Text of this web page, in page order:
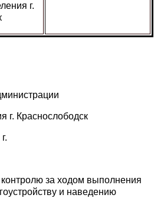
г.
г. Краснослободск
за ходом выполнения
и наведению